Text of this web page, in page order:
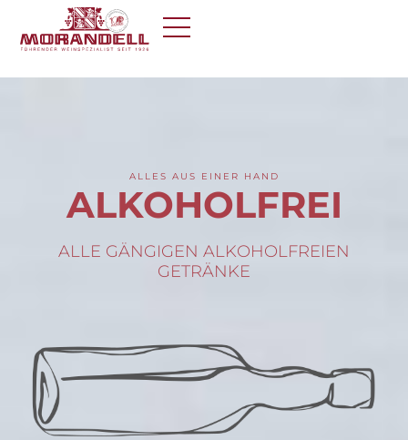
ALLES AUS EINER HAND
ALKOHOLFREI
ALLE GÄNGIGEN ALKOHOLFREIEN
GETRÄNKE